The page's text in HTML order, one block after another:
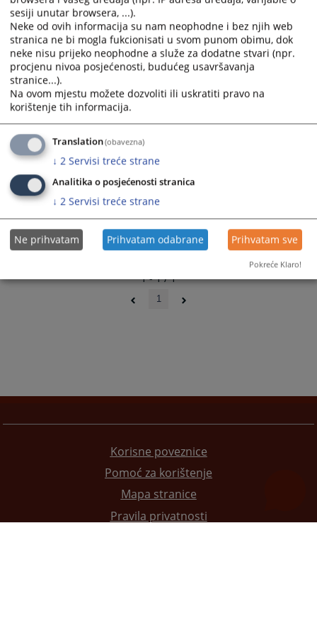
Prateći dokumenti
Obrazac zahtjeva za zaštitu prava na pravično suđenje
1 - 1 / 1
1
Korisne poveznice
Pomoć za korištenje
Mapa stranice
Pravila privatnosti
sesiji unutar browsera, ...).
Neke od ovih informacija su nam neophodne i bez njih web
stranica ne bi mogla fukcionisati u svom punom obimu, dok
neke nisu prijeko neophodne a služe za dodatne stvari (npr.
procjenu nivoa posjećenosti, budućeg usavršavanja
stranice...).
Na ovom mjestu možete dozvoliti ili uskratiti pravo na
korištenje tih informacija.
Translation(obavezna)
↓ 2 Servisi treće strane
Analitika o posjećenosti stranica
↓ 2 Servisi treće strane
Ne prihvatam Prihvatam odabrane Prihvatam sve
Pokreće Klaro!